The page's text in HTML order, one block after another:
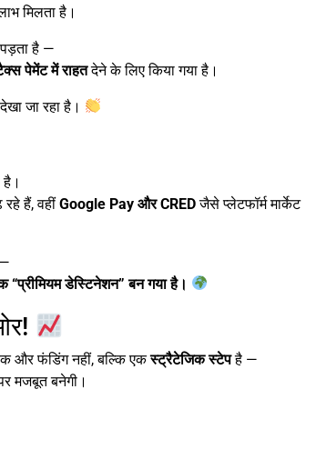
मिलता है।
पड़ता है —
पेमेंट में राहतदेने के लिए किया गया है।
जा रहा है।
है।
हैं, वहींGoogle Pay और CREDजैसे प्लेटफॉर्म मार्केट
“प्रीमियम डेस्टिनेशन” बन गया है।
और फंडिंग नहीं, बल्कि एकस्ट्रैटेजिक स्टेपहै —
मजबूत बनेगी।